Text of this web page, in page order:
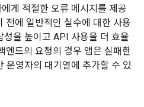
게 적절한 오류 메시지를 제공
전에 일반적인 실수에 대한 사용
성을 높이고 API 사용을 더 효율
엔드의 요청의 경우 앱은 실패한
운영자의 대기열에 추가할 수 있